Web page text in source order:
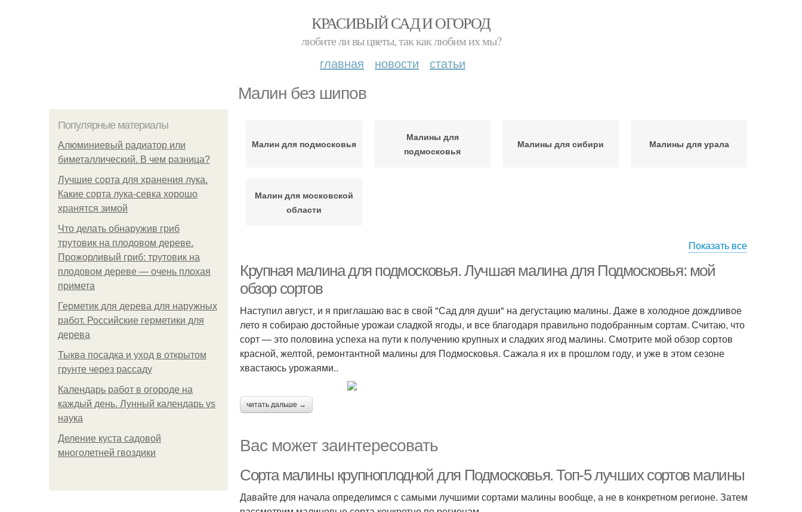
КРАСИВЫЙ САД И ОГОРОД
любите ли вы цветы, так как любим их мы?
главная новости статьи
Малин без шипов
Популярные материалы
Алюминиевый радиатор или
биметаллический. В чем разница?
Лучшие сорта для хранения лука.
Какие сорта лука-севка хорошо
хранятся зимой
Что делать обнаружив гриб
трутовик на плодовом дереве.
Прожорливый гриб: трутовик на
плодовом дереве — очень плохая
примета
Герметик для дерева для наружных
работ. Российские герметики для
дерева
Тыква посадка и уход в открытом
грунте через рассаду
Календарь работ в огороде на
каждый день. Лунный календарь vs
наука
Деление куста садовой
многолетней гвоздики
Малин для подмосковья
Малины для
подмосковья
Малины для сибири Малины для урала
Малин для московской
области
Показать все
Крупная малина для подмосковья. Лучшая малина для Подмосковья: мой
обзор сортов
Наступил август, и я приглашаю вас в свой "Сад для души" на дегустацию малины. Даже в холодное дождливое
лето я собираю достойные урожаи сладкой ягоды, и все благодаря правильно подобранным сортам. Считаю, что
сорт — это половина успеха на пути к получению крупных и сладких ягод малины. Смотрите мой обзор сортов
красной, желтой, ремонтантной малины для Подмосковья. Сажала я их в прошлом году, и уже в этом сезоне
хвастаюсь урожаями..
читать дальше →
Вас может заинтересовать
Сорта малины крупноплодной для Подмосковья. Топ-5 лучших сортов малины
Давайте для начала определимся с самыми лучшими сортами малины вообще, а не в конкретном регионе. Затем